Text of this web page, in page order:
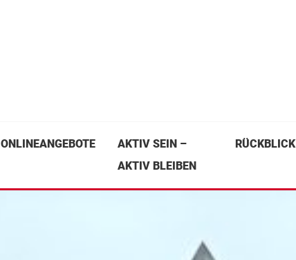
ONLINEANGEBOTE
AKTIV SEIN –
AKTIV BLEIBEN
RÜCKBLICK